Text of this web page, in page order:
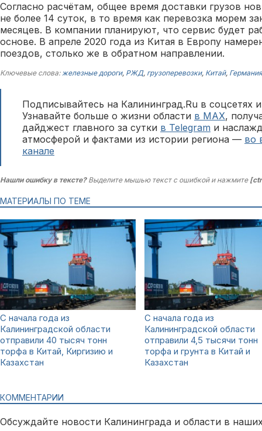
Согласно расчётам, общее время доставки грузов
не более 14 суток, в то время как перевозка морем
месяцев. В компании планируют, что сервис будет
основе. В апреле 2020 года из Китая в Европу
поездов, столько же в обратном направлении.
Ключевые слова:железные дороги, РЖД, грузоперевозки, Китай, Германия
Подписывайтесь на Калининград.Ru в соцсетях
Узнавайте больше о жизни области в MAX,
дайджест главного за сутки в Telegram и
атмосферой и фактами из истории региона — во
канале
Нашли ошибку в тексте?Выделите мышью текст с ошибкой и нажмите
МАТЕРИАЛЫ ПО ТЕМЕ
С начала года из
Калининградской области
отправили 40 тысяч тонн
торфа в Китай, Киргизию и
Казахстан
С начала года из
Калининградской области
отправили 4,5 тысячи тонн
торфа и грунта в Китай и
Казахстан
КОММЕНТАРИИ
Обсуждайте новости Калининграда и области в